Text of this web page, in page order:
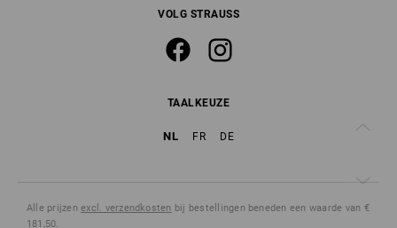
VOLG STRAUSS
TAALKEUZE
NL FR DE
Alle prijzenexcl. verzendkosten bij bestellingen beneden een waarde van €
181,50.